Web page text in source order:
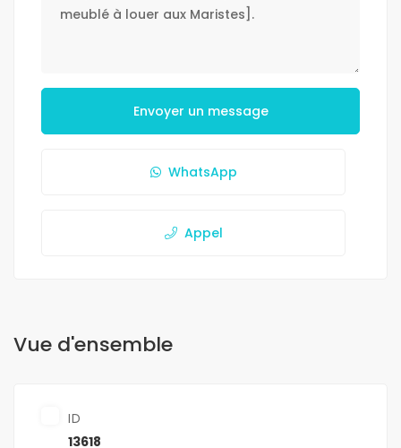
Envoyer un message
WhatsApp
Appel
Vue d'ensemble
ID
13618